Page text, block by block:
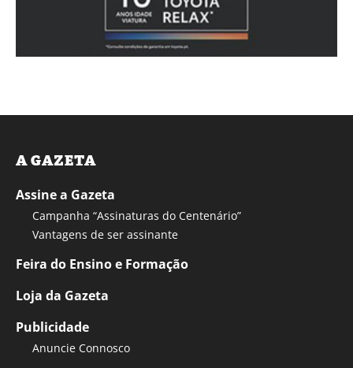
A GAZETA
Assine a Gazeta
Campanha “Assinaturas do Centenário”
Vantagens de ser assinante
Feira do Ensino e Formação
Loja da Gazeta
Publicidade
Anuncie Connosco